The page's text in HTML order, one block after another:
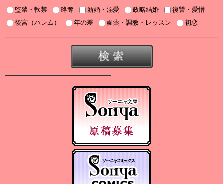
2025/08/05
2025年８月刊電子書籍配信のお知らせ
2025年７月刊電子書籍配信のお知らせ
2025年５月刊電子書籍配信のお知らせ
2025年４月刊電子書籍配信のお知らせ
2025年３月刊電子書籍配信のお知らせ
監禁・軟禁
略奪 新婚・溺愛 政略結婚
復讐・愛憎
後宮（ハレム）
年の差 媚薬・調教・レッスン 初恋